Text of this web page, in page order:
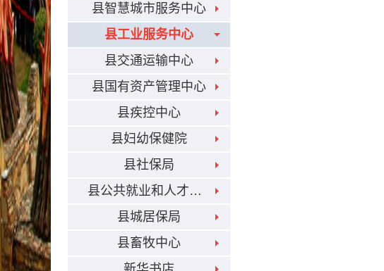
县智慧城市服务中心
县工业服务中心
县交通运输中心
县国有资产管理中心
县疾控中心
县妇幼保健院
县社保局
县公共就业和人才交流服务局
县城居保局
县畜牧中心